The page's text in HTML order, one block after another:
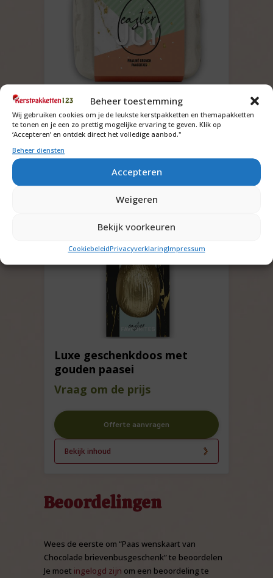
Beheer toestemming
Wij gebruiken cookies om je de leukste kerstpakketten en themapakketten
te tonen en je een zo prettig mogelijke ervaring te geven. Klik op
‘Accepteren’ en ontdek direct het volledige aanbod."
Beheer diensten
Accepteren
Weigeren
Bekijk voorkeuren
CookiebeleidPrivacyverklaringImpressum
Eierdoosje gevuld met
paaseieren
Vraag om de prijs
Offerte aanvragen
Luxe geschenkdoos met
gouden paasei
Vraag om de prijs
Offerte aanvragen
Bekijk inhoud
Beoordelingen
Wees de eerste om “Paas wenskaart van
Chocolade brievenbusgeschenk” te beoordelen
Je moet ingelogd zijn om een beoordeling te